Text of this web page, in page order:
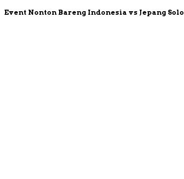
Event Nonton Bareng Indonesia vs Jepang Solo